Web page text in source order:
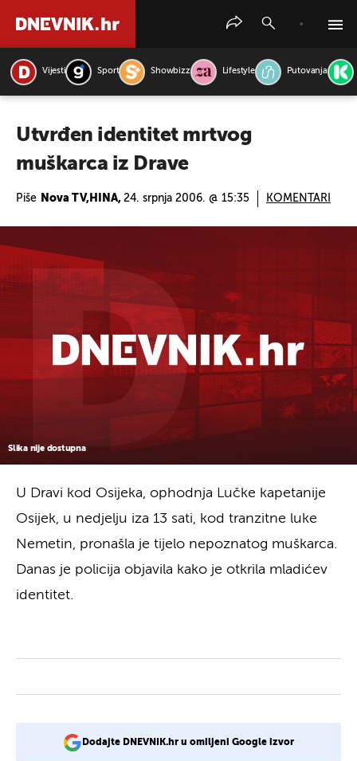
Vijesti Sport Showbizz Lifestyle Putovanja
Utvrđen identitet mrtvog
muškarca iz Drave
Piše Nova TV,HINA, 24. srpnja 2006. @ 15:35 KOMENTARI
Slika nije dostupna
U Dravi kod Osijeka, ophodnja Lučke kapetanije
Osijek, u nedjelju iza 13 sati, kod tranzitne luke
Nemetin, pronašla je tijelo nepoznatog muškarca.
Danas je policija objavila kako je otkrila mladićev
identitet.
Dodajte DNEVNIK.hr u omiljeni Google izvor
PRETRAŽITE VIJESTI